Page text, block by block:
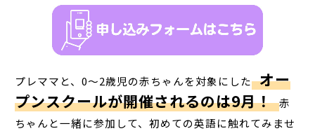
プレママと、0～2歳児の赤ちゃんを対象にした オー
プンスクールが開催されるのは9月！ 赤
ちゃんと一緒に参加して、初めての英語に触れてみませ